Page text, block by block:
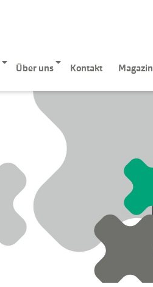
Über uns Kontakt Magazin